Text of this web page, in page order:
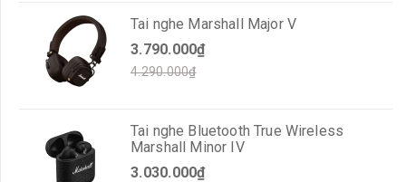
Tai nghe Marshall Major V
3.790.000₫
4.290.000₫
Tai nghe Bluetooth True Wireless
Marshall Minor IV
3.030.000₫